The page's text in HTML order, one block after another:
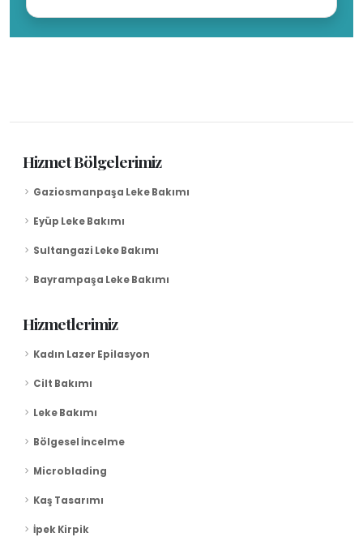
Hizmet Bölgelerimiz
Gaziosmanpaşa Leke Bakımı
Eyüp Leke Bakımı
Sultangazi Leke Bakımı
Bayrampaşa Leke Bakımı
Hizmetlerimiz
Kadın Lazer Epilasyon
Cilt Bakımı
Leke Bakımı
Bölgesel İncelme
Microblading
Kaş Tasarımı
İpek Kirpik